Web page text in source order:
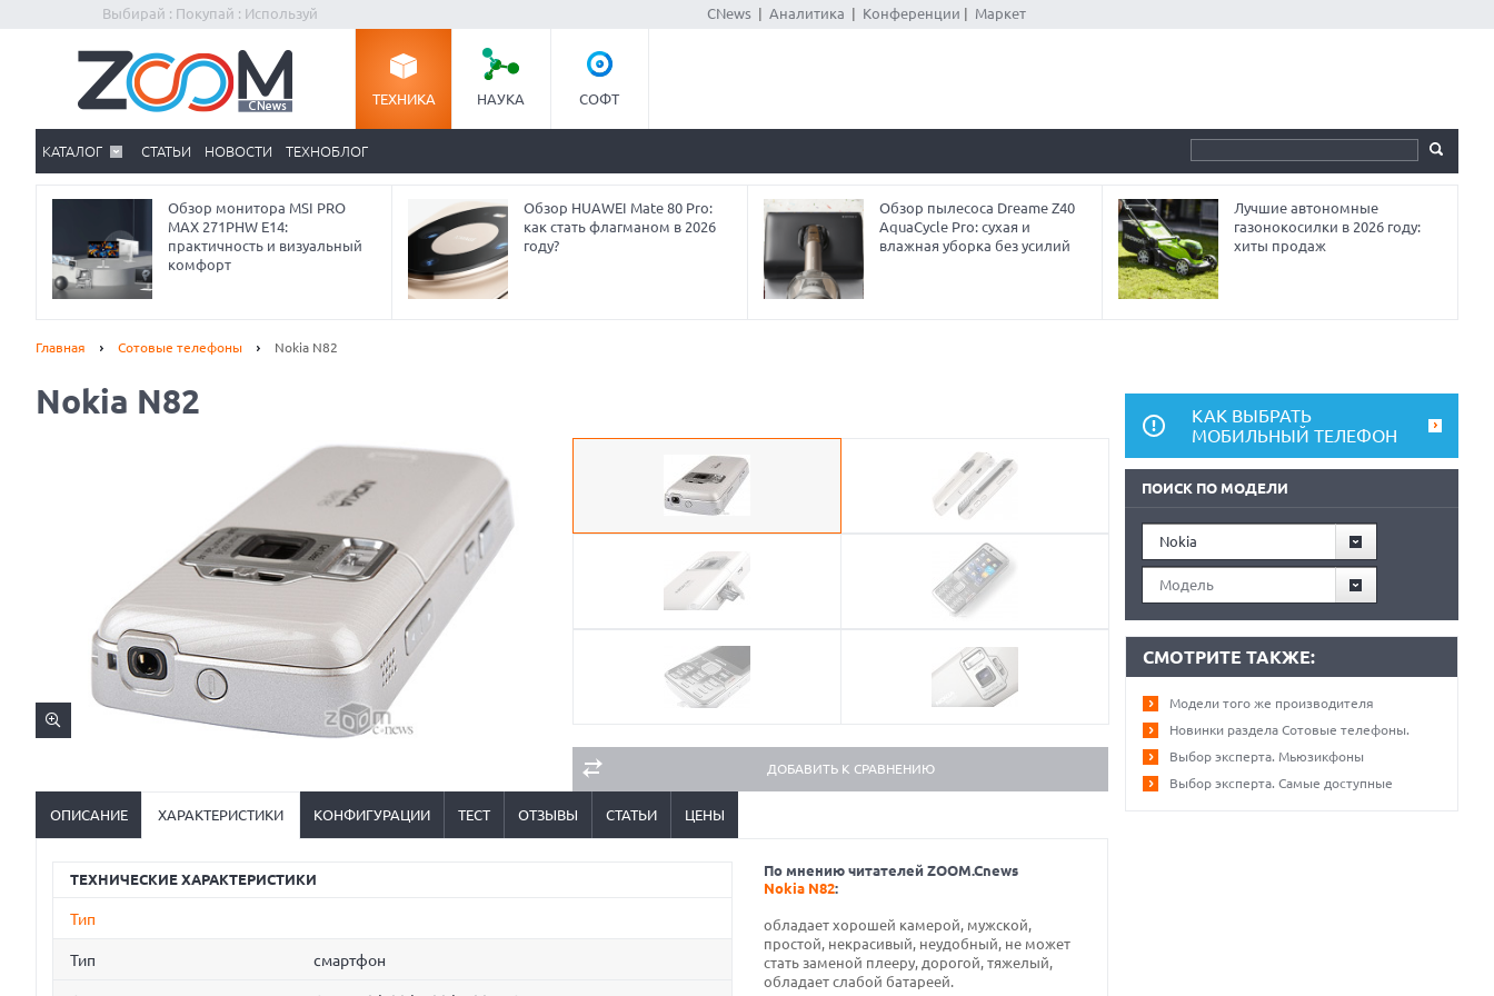
Выбирай : Покупай : Используй CNews| Аналитика Конференции Маркет
ТЕХНИКА НАУКА СОФТ
КАТАЛОГ СТАТЬИ НОВОСТИ ТЕХНОБЛОГ
Обзор монитора MSI PRO
MAX 271PHW E14:
практичность и визуальный
комфорт
Обзор HUAWEI Mate 80 Pro:
как стать флагманом в 2026
году?
Обзор пылесоса Dreame Z40
AquaCycle Pro: сухая и
влажная уборка без усилий
Лучшие автономные
газонокосилки в 2026 году:
хиты продаж
Главная Сотовые телефоны Nokia N82
Nokia N82
ДОБАВИТЬ К СРАВНЕНИЮ
ОПИСАНИЕ ХАРАКТЕРИСТИКИ КОНФИГУРАЦИИ ТЕСТ ОТЗЫВЫ СТАТЬИ ЦЕНЫ
По мнению читателей ZOOM.Cnews
Nokia N82:
обладает хорошей камерой, мужской,
простой, некрасивый, неудобный, не может
стать заменой плееру, дорогой, тяжелый,
обладает слабой батареей.
ТЕХНИЧЕСКИЕ ХАРАКТЕРИСТИКИ
Тип
Тип смартфон
КАК ВЫБРАТЬ
МОБИЛЬНЫЙ ТЕЛЕФОН
ПОИСК ПО МОДЕЛИ
Nokia
Модель
СМОТРИТЕ ТАКЖЕ:
Модели того же производителя
Новинки раздела Сотовые телефоны.
Выбор эксперта. Мьюзикфоны
Выбор эксперта. Самые доступные